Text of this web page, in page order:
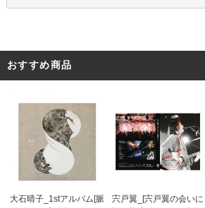
おすすめ商品
大石晴子_1stアルバム[脈
宍戸翼_[宍戸翼の会いに